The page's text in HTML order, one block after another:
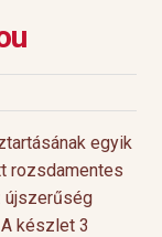
egyik
rozsdamentes
újszerűség
készlet 3